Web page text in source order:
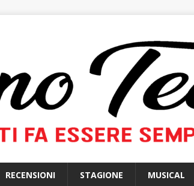
RECENSIONI STAGIONE MUSICAL